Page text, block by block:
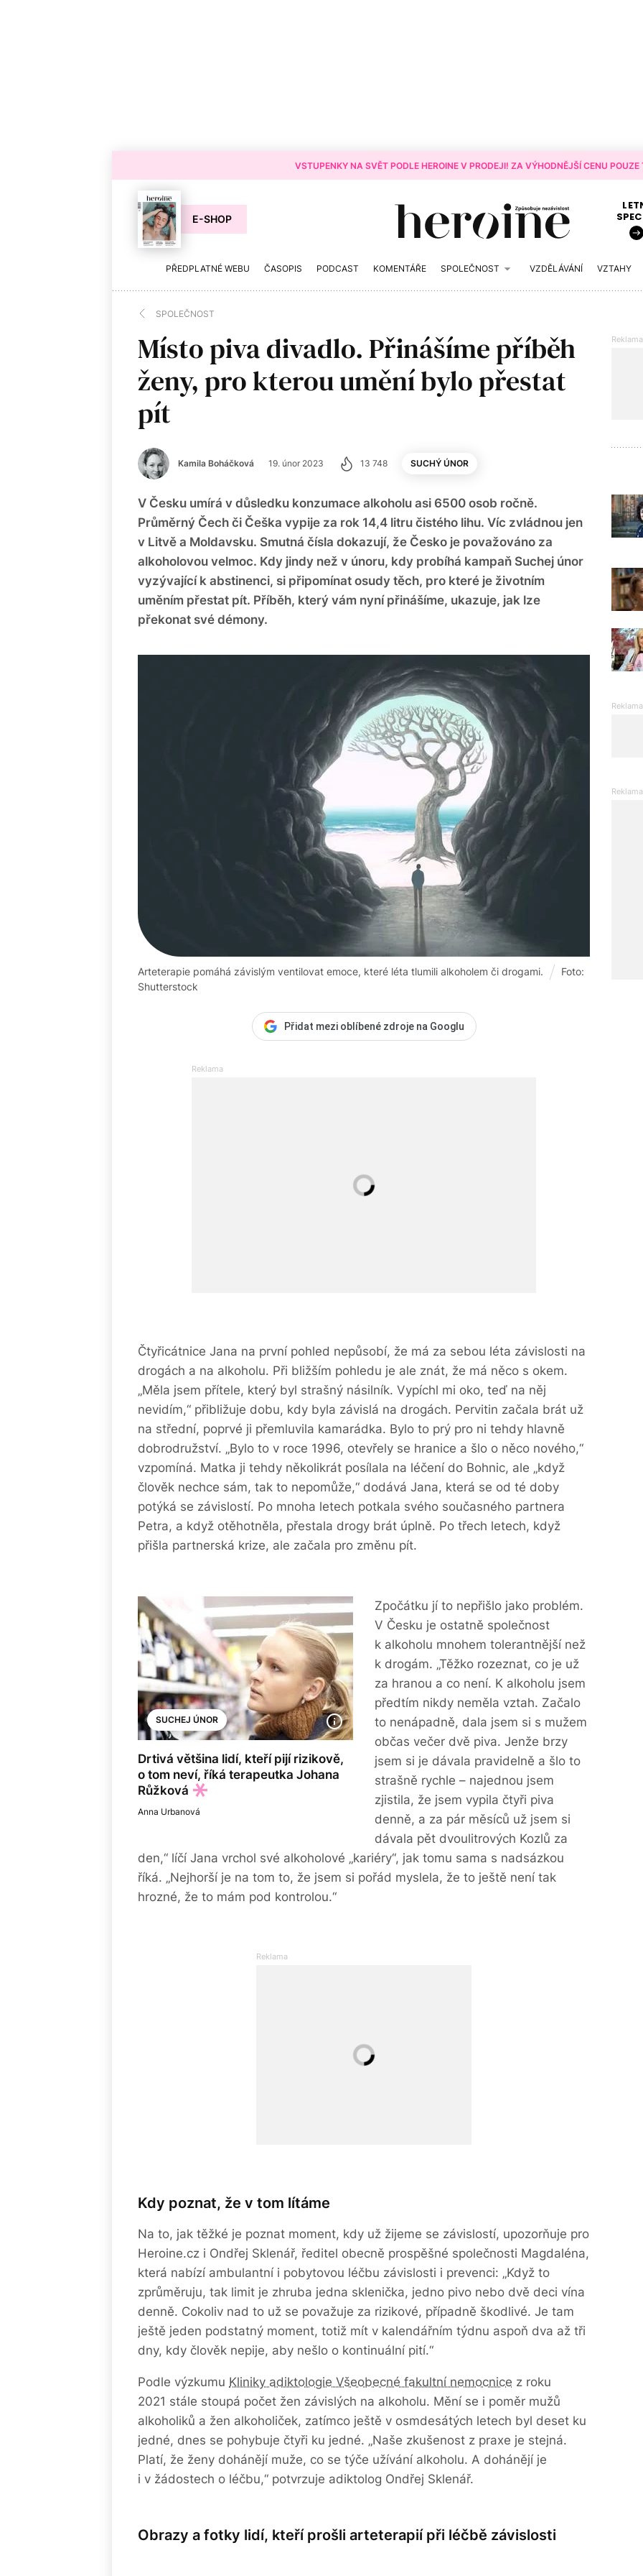
VSTUPENKY NA SVĚT PODLE HEROINE V PRODEJI! ZA VÝHODNĚJŠÍ CENU
E-SHOP
PŘEDPLATNÉ WEBU ČASOPIS PODCAST KOMENTÁŘE SPOLEČNOST VZDĚLÁVÁNÍ VZTAHY
SPOLEČNOST
Místo piva divadlo. Přinášíme příběh
ženy, pro kterou umění bylo přestat
pít
Kamila Boháčková 19. únor 2023 13 748 SUCHÝ ÚNOR
V Česku umírá v důsledku konzumace alkoholu asi 6500 osob ročně.
Průměrný Čech či Češka vypije za rok 14,4 litru čistého lihu. Víc zvládnou jen
v Litvě a Moldavsku. Smutná čísla dokazují, že Česko je považováno za
alkoholovou velmoc. Kdy jindy než v únoru, kdy probíhá kampaň Suchej únor
vyzývající k abstinenci, si připomínat osudy těch, pro které je životním
uměním přestat pít. Příběh, který vám nyní přinášíme, ukazuje, jak lze
překonat své démony.
Arteterapie pomáhá závislým ventilovat emoce, které léta tlumili alkoholem či drogami.
Foto:
Shutterstock
Přidat mezi oblíbené zdroje na Googlu
Čtyřicátnice Jana na první pohled nepůsobí, že má za sebou léta závislosti na
drogách a na alkoholu. Při bližším pohledu je ale znát, že má něco s okem.
„Měla jsem přítele, který byl strašný násilník. Vypíchl mi oko, teď na něj
nevidím,“ přibližuje dobu, kdy byla závislá na drogách. Pervitin začala brát už
na střední, poprvé ji přemluvila kamarádka. Bylo to prý pro ni tehdy hlavně
dobrodružství. „Bylo to v roce 1996, otevřely se hranice a šlo o něco nového,“
vzpomíná. Matka ji tehdy několikrát posílala na léčení do Bohnic, ale „když
člověk nechce sám, tak to nepomůže,“ dodává Jana, která se od té doby
potýká se závislostí. Po mnoha letech potkala svého současného partnera
Petra, a když otěhotněla, přestala drogy brát úplně. Po třech letech, když
přišla partnerská krize, ale začala pro změnu pít.
SUCHEJ ÚNOR
Drtivá většina lidí, kteří pijí rizikově,
o tom neví, říká terapeutka Johana
Růžková
Anna Urbanová
Zpočátku jí to nepřišlo jako problém.
V Česku je ostatně společnost
k alkoholu mnohem tolerantnější než
k drogám. „Těžko rozeznat, co je už
za hranou a co není. K alkoholu jsem
předtím nikdy neměla vztah. Začalo
to nenápadně, dala jsem si s mužem
občas večer dvě piva. Jenže brzy
jsem si je dávala pravidelně a šlo to
strašně rychle – najednou jsem
zjistila, že jsem vypila čtyři piva
denně, a za pár měsíců už jsem si
dávala pět dvoulitrových Kozlů za
den,“ líčí Jana vrchol své alkoholové „kariéry“, jak tomu sama s nadsázkou
říká. „Nejhorší je na tom to, že jsem si pořád myslela, že to ještě není tak
hrozné, že to mám pod kontrolou.“
Kdy poznat, že v tom lítáme
Na to, jak těžké je poznat moment, kdy už žijeme se závislostí, upozorňuje pro
Heroine.cz i Ondřej Sklenář, ředitel obecně prospěšné společnosti Magdaléna,
která nabízí ambulantní i pobytovou léčbu závislosti i prevenci: „Když to
zprůměruju, tak limit je zhruba jedna sklenička, jedno pivo nebo dvě deci vína
denně. Cokoliv nad to už se považuje za rizikové, případně škodlivé. Je tam
ještě jeden podstatný moment, totiž mít v kalendářním týdnu aspoň dva až tři
dny, kdy člověk nepije, aby nešlo o kontinuální pití.“
Podle výzkumu Kliniky adiktologie Všeobecné fakultní nemocnice z roku
2021 stále stoupá počet žen závislých na alkoholu. Mění se i poměr mužů
alkoholiků a žen alkoholiček, zatímco ještě v osmdesátých letech byl deset ku
jedné, dnes se pohybuje čtyři ku jedné. „Naše zkušenost z praxe je stejná.
Platí, že ženy dohánějí muže, co se týče užívání alkoholu. A dohánějí je
i v žádostech o léčbu,“ potvrzuje adiktolog Ondřej Sklenář.
Obrazy a fotky lidí, kteří prošli arteterapií při léčbě závislosti